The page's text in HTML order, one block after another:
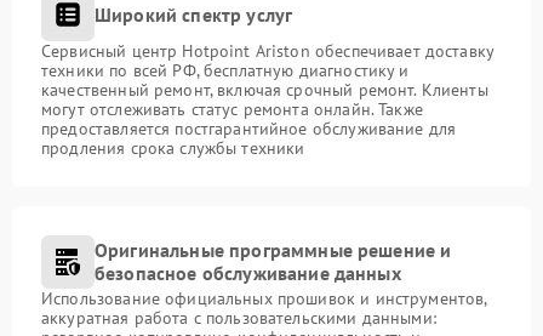
Широкий спектр услуг
Сервисный центр Hotpoint Ariston обеспечивает доставку
техники по всей РФ, бесплатную диагностику и
качественный ремонт, включая срочный ремонт. Клиенты
могут отслеживать статус ремонта онлайн. Также
предоставляется постгарантийное обслуживание для
продления срока службы техники
Оригинальные программные решение и
безопасное обслуживание данных
Использование официальных прошивок и инструментов,
аккуратная работа с пользовательскими данными: